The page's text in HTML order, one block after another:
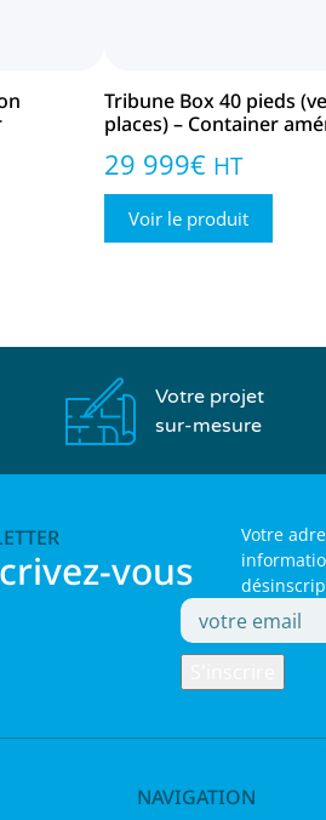
Tribune Box 40 pieds
places) – Container
29 999€ HT
Voir le produit
Votre projet
sur-mesure
vous
Votre
NAVIGATION